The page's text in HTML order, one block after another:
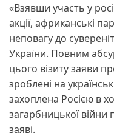
«Взявши участь у
акції, африканські
неповагу до
України. Повним
цього візиту заяви
зроблені на
захоплена Росією в
загарбницької війни
заяві.